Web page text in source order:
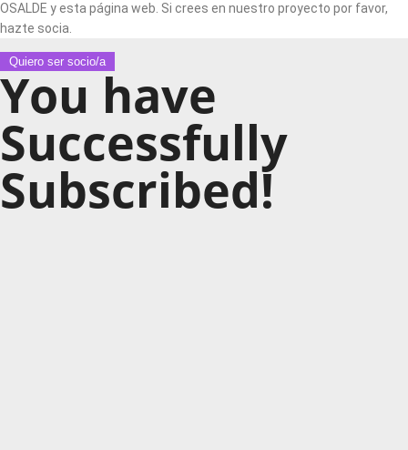
OSALDE y esta página web. Si crees en nuestro proyecto por favor,
hazte socia.
Quiero ser socio/a
You have
Successfully
Subscribed!